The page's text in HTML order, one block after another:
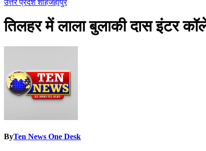
उत्तर प्रदेशशाहजहांपुर
तिलहर में लाला बुलाकी दास इंटर
ByTen News One Desk